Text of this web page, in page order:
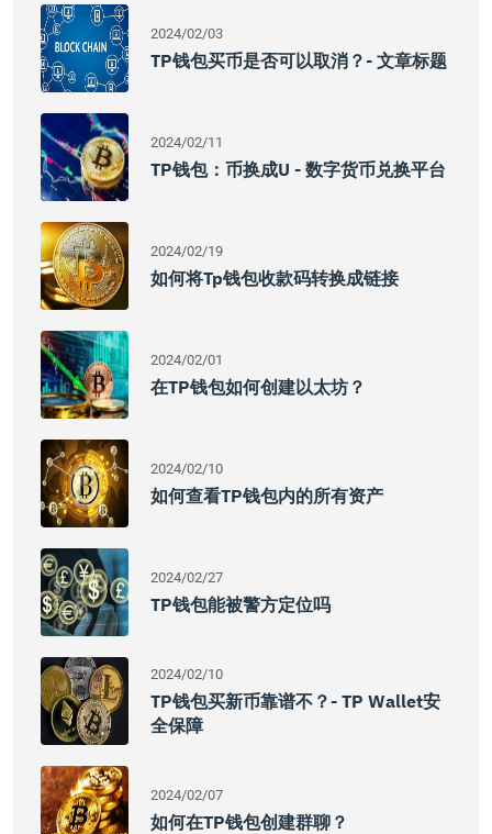
2024/02/03
TP钱包买币是否可以取消？- 文章标题
2024/02/11
TP钱包：币换成U - 数字货币兑换平台
2024/02/19
如何将tp钱包收款码转换成链接
2024/02/01
在TP钱包如何创建以太坊？
2024/02/10
如何查看TP钱包内的所有资产
2024/02/27
TP钱包能被警方定位吗
2024/02/10
TP钱包买新币靠谱不？- TP Wallet安
全保障
2024/02/07
如何在TP钱包创建群聊？